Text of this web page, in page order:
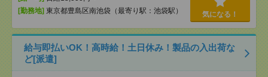
[勤務地] 東京都豊島区南池袋（最寄り駅：池袋駅） 気になる！
給与即払いOK！高時給！土日休み！製品の入出荷な
ど[派遣]